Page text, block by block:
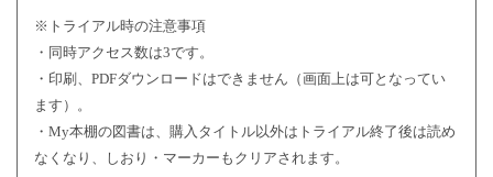
※トライアル時の注意事項
・同時アクセス数は3です。
・印刷、PDFダウンロードはできません（画面上は可となってい
ます）。
・My本棚の図書は、購入タイトル以外はトライアル終了後は読め
なくなり、しおり・マーカーもクリアされます。